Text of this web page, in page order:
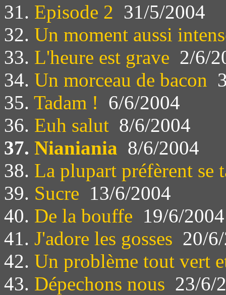
31. Episode 2 31/5/2004
32. Un moment aussi
33. L'heure est grave 2/6/
34. Un morceau de bacon
35. Tadam ! 6/6/2004
36. Euh salut 8/6/2004
37. Nianiania 8/6/2004
38. La plupart préfèrent se
39. Sucre 13/6/2004
40. De la bouffe 19/6/2004
41. J'adore les gosses 20/
42. Un problème tout vert
43. Dépechons nous 23/6/